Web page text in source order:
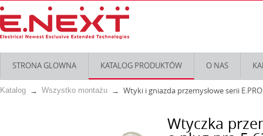
STRONA GLOWNA KATALOG PRODUKTÓW O NAS
Katalog Wszystko montażu Wtyki i gniazda przemysłowe serii E.PRO
Wtyczka